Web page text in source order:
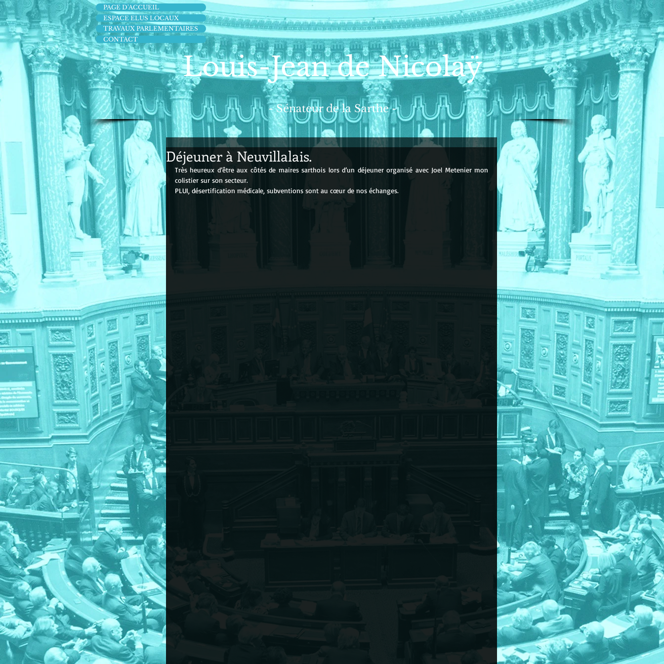
PAGE D'ACCUEIL
ESPACE ELUS LOCAUX
TRAVAUX PARLEMENTAIRES
CONTACT
Louis-Jean de Nicolaÿ
- Sénateur de la Sarthe -
Déjeuner à Neuvillalais.
Très heureux d’être aux côtés de maires sarthois lors d’un déjeuner organisé avec Joel Metenier mon
colistier sur son secteur.
PLUI, désertification médicale, subventions sont au cœur de nos échanges.